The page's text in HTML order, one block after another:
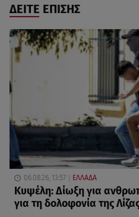
ΔΕΙΤΕ ΕΠΙΣΗΣ
06.08.26, 13:57 ΕΛΛΑΔΑ
Κυψέλη: Δίωξη για
για τη δολοφονία της